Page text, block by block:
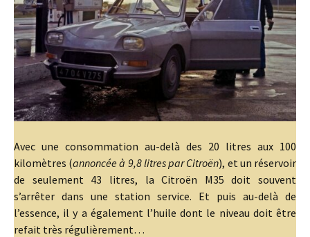
Avec une consommation au-delà des 20 litres aux 100
kilomètres (annoncée à 9,8 litres par Citroën), et un réservoir
de seulement 43 litres, la Citroën M35 doit souvent
s’arrêter dans une station service. Et puis au-delà de
l’essence, il y a également l’huile dont le niveau doit être
refait très régulièrement…